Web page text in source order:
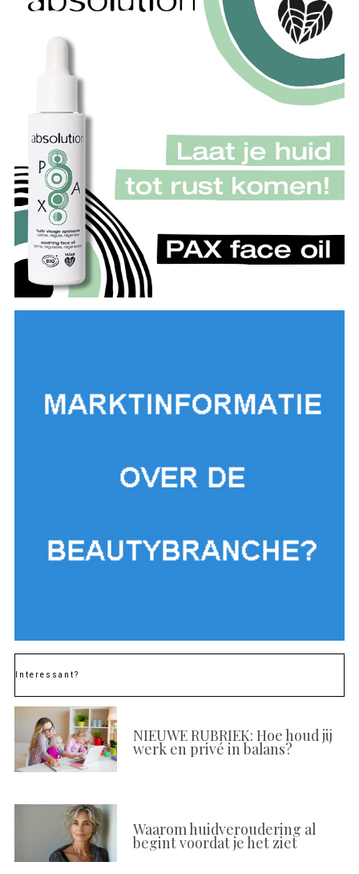
Interessant?
NIEUWE RUBRIEK: Hoe houd jij
werk en privé in balans?
Waarom huidveroudering al
begint voordat je het ziet